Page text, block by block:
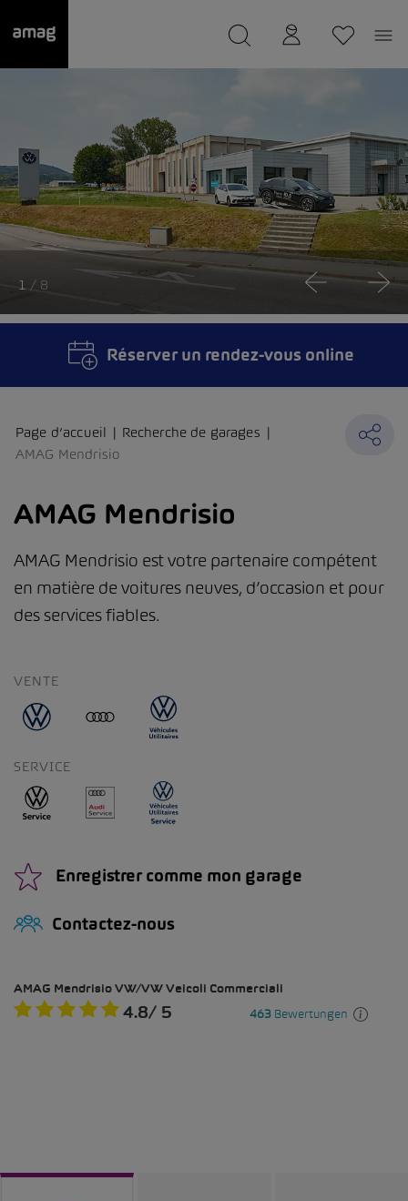
Page d’accueil
Recherche de garages
AMAG Mendrisio
AMAG Mendrisio
AMAG Mendrisio est votre partenaire compétent
en matière de voitures neuves, d’occasion et pour
des services fiables.
VENTE
SERVICE
Enregistrer comme mon garage
Contactez-nous
1 / 8
Réserver un rendez-vous online